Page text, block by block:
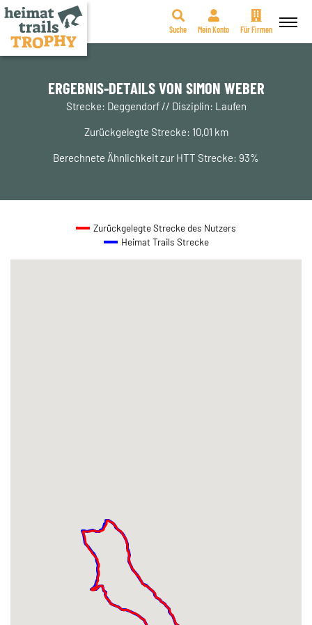
Zum
Suche Mein Konto Für Firmen
ERGEBNIS-DETAILS VON SIMON WEBER
Strecke: Deggendorf // Disziplin: Laufen
Zurückgelegte Strecke: 10,01 km
Berechnete Ähnlichkeit zur HTT Strecke: 93%
Zurückgelegte Strecke des Nutzers
Heimat Trails Strecke